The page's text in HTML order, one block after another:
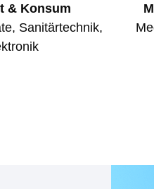
& Konsum
Sanitärtechnik,